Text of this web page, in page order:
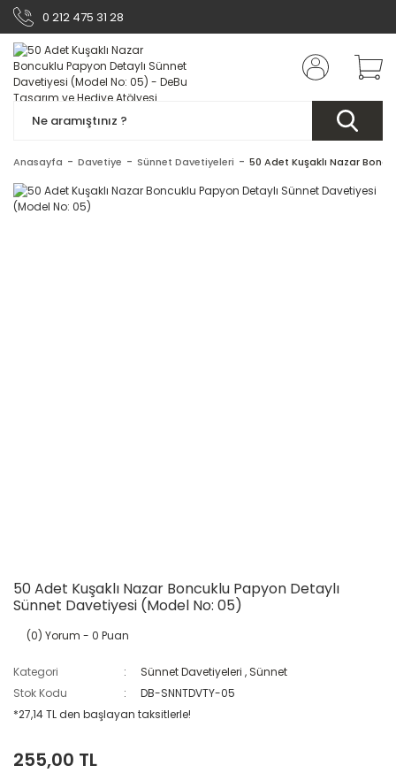
0 212 475 31 28
Anasayfa Davetiye Sünnet Davetiyeleri 50 Adet Kuşaklı Nazar
50 Adet Kuşaklı Nazar Boncuklu Papyon Detaylı
Sünnet Davetiyesi (Model No: 05)
(0) Yorum - 0 Puan
Kategori Sünnet Davetiyeleri , Sünnet
Stok Kodu
DB-SNNTDVTY-05
*27,14 TL den başlayan taksitlerle!
255,00 TL